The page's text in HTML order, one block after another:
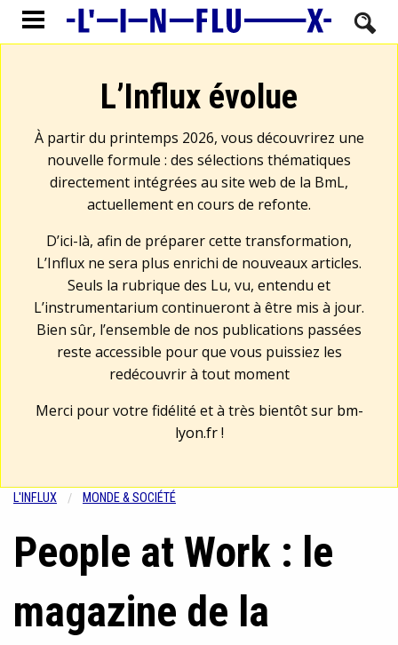
L’Influx évolue
À partir du printemps 2026, vous découvrirez une
nouvelle formule : des sélections thématiques
directement intégrées au site web de la BmL,
actuellement en cours de refonte.
D’ici-là, afin de préparer cette transformation,
L’Influx ne sera plus enrichi de nouveaux articles.
Seuls la rubrique des Lu, vu, entendu et
L’instrumentarium continueront à être mis à jour.
Bien sûr, l’ensemble de nos publications passées
reste accessible pour que vous puissiez les
redécouvrir à tout moment
Merci pour votre fidélité et à très bientôt sur bm-
lyon.fr!
L'INFLUX MONDE & SOCIÉTÉ
People at Work : le
magazine de la